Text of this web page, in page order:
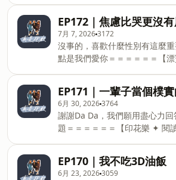
【漂寶們辛苦了！小額贊助來
LinePay小額贊助
https://
或是用Firstory小額贊助系統，
https://open.firstory.me/join/
助，只要300元以上即可獲得漂
卡～300元一張，600元兩張，
隨機出貨，趕快來蒐集成套吧！
by Fi
居家清潔用品品牌。堅持以 友
懷自然、有效潔淨 三大原則開發
遞「對我好，對自然也好」的友
念。▍團購連結 ▍https://
＝＝＝＝＝＝【漂寶們辛苦了！
來疼愛】LinePay小額贊助
https://
或是用Firstory小額贊助系統，
https://open.firstory.me/join/
助好康】贊助300元以上請私訊
卡～300元一張，600元兩張，
隨機出貨，趕快來蒐集成套吧！ Powered
EP172｜焦慮比哭更沒
7月 7, 20263172
沒事的，喜歡什麼性別有這麼
點是我們愛你＝＝＝＝＝＝【漂
https://
或是用Firstory小額贊助系統，
https://open.firstory.me/join/
助好康】贊助300元以上請私訊
IG留下寄件資訊無論使用哪個
助，只要300元以上即可獲得漂
卡～300元一張，600元兩張，
隨機出貨，趕快來蒐集成套吧！ Powered
EP171｜一輩子當個樸
6月 30, 20263764
謝謝Da Da，我們願用盡心力回
題＝＝＝＝＝＝【印花樂 ✦ 閱
6 吋、7.8 吋兩種尺寸可選（購
意： 此款為通用尺寸設計，非貼
EP170｜我不吃3D油飯
6月 23, 20263059